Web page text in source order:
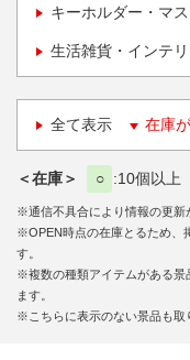
キーホルダー・マ
生活雑貨・インテ
全て表示 在庫
＜在庫＞ ○ 10個以上
※通信不具合により情報の更新
※OPEN時点の在庫とるため、
す。
※複数の種類アイテムがある景
ます。
※こちらに表示のない景品も取